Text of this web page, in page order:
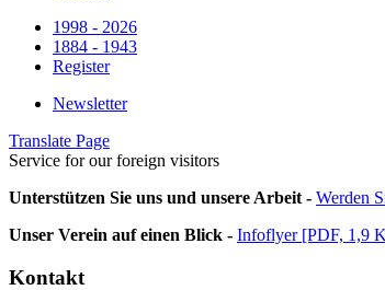
1998 - 2026
1884 - 1943
Register
Newsletter
Translate Page
Service for our foreign visitors
Unterstützen Sie uns und unsere Arbeit - Werden
Unser Verein auf einen Blick - Infoflyer [PDF, 1,9
Kontakt